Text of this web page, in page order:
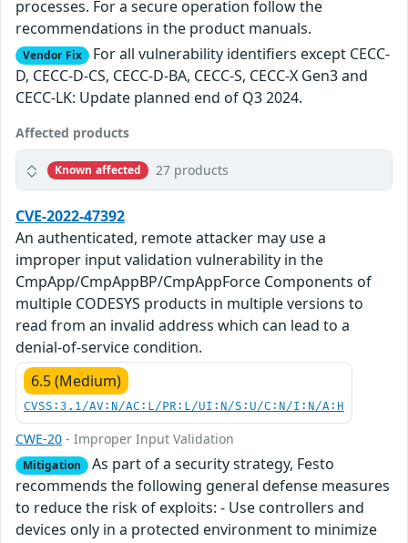
processes. For a secure operation follow the
recommendations in the product manuals.
Vendor Fix For all vulnerability identifiers except CECC-
D, CECC-D-CS, CECC-D-BA, CECC-S, CECC-X Gen3 and
CECC-LK: Update planned end of Q3 2024.
Affected products
Known affected 27 products
CVE-2022-47392
An authenticated, remote attacker may use a
improper input validation vulnerability in the
CmpApp/CmpAppBP/CmpAppForce Components of
multiple CODESYS products in multiple versions to
read from an invalid address which can lead to a
denial-of-service condition.
6.5 (Medium)
CVSS:3.1/AV:N/AC:L/PR:L/UI:N/S:U/C:N/I:N/A:H
CWE-20 - Improper Input Validation
Mitigation As part of a security strategy, Festo
recommends the following general defense measures
to reduce the risk of exploits: - Use controllers and
devices only in a protected environment to minimize